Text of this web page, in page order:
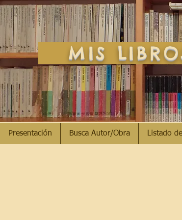
MIS
Presentación Busca Autor/Obra Listado